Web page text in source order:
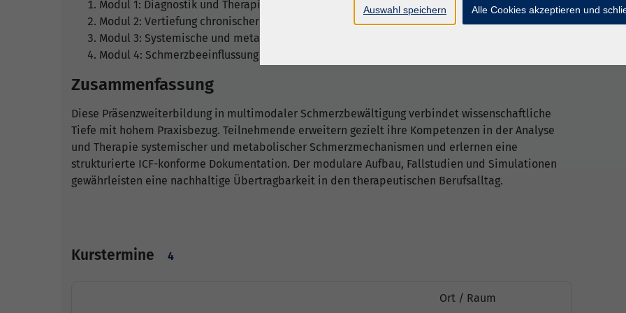
Modul 1: Diagnostik und Therapie akuter Schmerzprozesse
Modul 2: Vertiefung chronischer Schmerzprozesse
Modul 3: Systemische und metabolische Schmerzmechanismen
Modul 4: Schmerzbeeinflussung in der Traumabewältigung
Zusammenfassung
Diese Präsenzweiterbildung in multimodaler Schmerzbewältigung verbindet wissenschaftliche
Tiefe mit hohem Praxisbezug. Teilnehmende erweitern gezielt ihre Kompetenzen in der Analyse
und Therapie systemischer und metabolischer Schmerzmechanismen und erlernen eine
strukturierte ICF-konforme Dokumentation. Der modulare Aufbau, Fallstudien und Simulationen
gewährleisten eine nachhaltige Übertragbarkeit in den therapeutischen Berufsalltag.
Kurstermine 4
Ort / Raum
Auswahl speichern Alle Cookies akzeptieren und